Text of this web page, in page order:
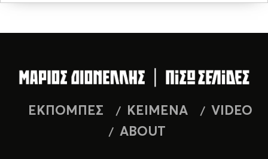
ΕΚΠΟΜΠΕΣ ΚΕΙΜΕΝΑ
VIDEO
ABOUT